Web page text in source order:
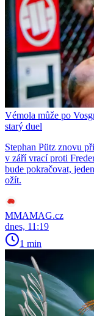
Vémola může po
starý duel
Stephan Pütz znovu
v září vrací proti
bude pokračovat,
ožít.
MMAMAG.cz
dnes, 11:19
1 min